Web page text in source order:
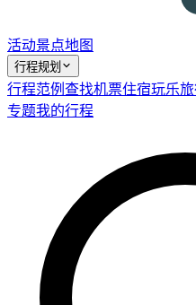
活动景点地图
行程规划
行程范例 查找机票住宿玩乐
专题我的行程